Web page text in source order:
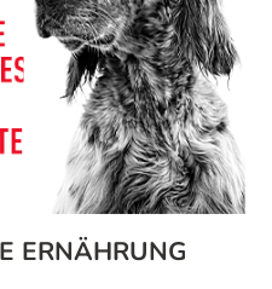
ERNÄHRUNG